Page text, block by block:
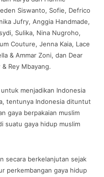
Siswanto, Sofie, Defrico
Jufry, Anggia Handmade,
Sulika, Nina Nugroho,
Couture, Jenna Kaia, Lace
& Ammar Zoni, dan Dear
Rey Mbayang.
menjadikan Indonesia
tentunya Indonesia dituntut
gaya berpakaian muslim
suatu gaya hidup muslim
secara berkelanjutan sejak
perkembangan gaya hidup